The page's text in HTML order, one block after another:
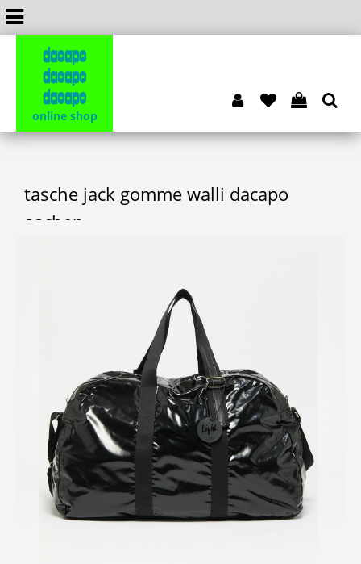
dacapo
dacapo
dacapo
online shop
tasche jack gomme walli dacapo
aachen